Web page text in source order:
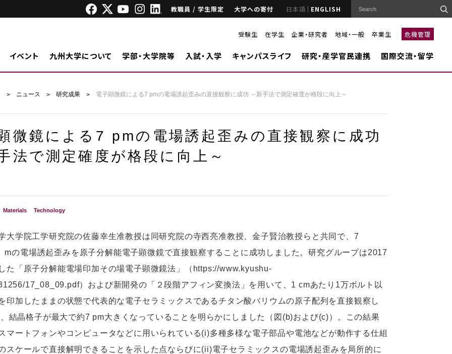
教職員 / 学生限定 大学への寄付 日本語 ENGLISH
受験生 在学生 企業・研究者 地域・一般 卒業生 危機管理
イベント 九州大学について 学部・大学院等 入試・入学 キャンパスライフ 研究・産学官民連携 国際交流・留学
ニュース 研究成果 電子顕微鏡による7 pmの電場誘起歪みの直接観察に成功 ～新手法で測定確度が格段に向上～
微鏡による7 pmの電場誘起歪みの直接観察に成功
法で測定確度が格段に向上～
Materials Technology
学院工学研究院の佐藤幸生准教授は同研究院の寺西亮准教授、金子賢治教授らと共同で、7
mの電場誘起歪みを原子分解能電子顕微鏡で直接観察することに成功しました。研究グループは2017
た「原子分解能電場印加その場電子顕微鏡法」（https://www.kyushu-
17_08_09.pdf）および新開発の「２段階アフィン変換法」を用いて、1 cmあたり1万ボルト以
印加したままの状態で代表的な電子セラミックスであるチタン酸バリウムの原子配列を直接観察し
結晶格子が最大で約7 pm大きくなっていることを明らかにしました（図(b)および(c)）。この結果
マートフォンやコンピュータなどに用いられている(i)多種多様な電子部品や電池などが動作する仕組
スケールで直接解明できることを示した点ならびに(ii)電子セラミックスの電場誘起歪みを局所的に